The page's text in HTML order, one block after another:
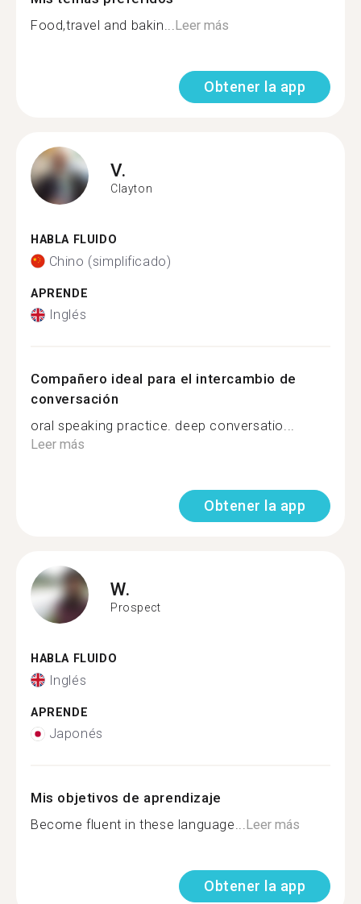
Food,travel and bakin...Leer más
Obtener la app
V.
Clayton
HABLA FLUIDO
Chino (simplificado)
APRENDE
Inglés
Compañero ideal para el intercambio de
conversación
oral speaking practice. deep conversatio...
Leer más
Obtener la app
W.
Prospect
HABLA FLUIDO
Inglés
APRENDE
Japonés
Mis objetivos de aprendizaje
Become fluent in these language...Leer más
Obtener la app